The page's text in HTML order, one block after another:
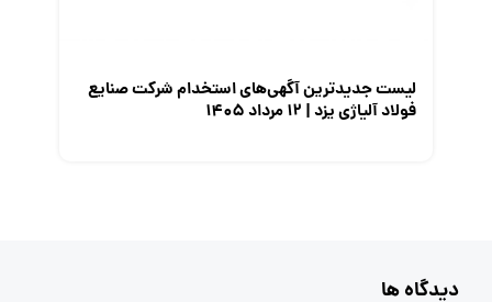
لیست جدیدترین آگهی‌های استخدام شرکت صنایع
فولاد آلیاژی یزد | ۱۲ مرداد ۱۴۰۵
دیدگاه ها